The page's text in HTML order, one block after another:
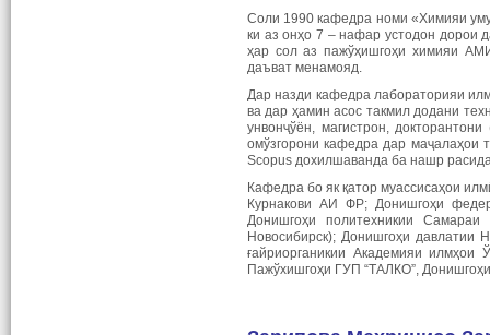
Соли 1990 кафедра номи «Химияи
ки аз онҳо 7 – нафар устодон дорои
ҳар сол аз пажўҳишгоҳи химияи
даъват менамояд.
Дар назди кафедра лабораторияи
ва дар ҳамин асос такмил додани
унвонҷўён, магистрон,
омўзгорони кафедра дар маҷалаҳои
Scopus дохилшаванда ба нашр
Кафедра бо як қатор муассисаҳои
Курнакови АИ ФР; Донишгоҳи
Донишгоҳи политехникии
Новосибирск); Донишгоҳи давлатии
ғайриорганикии Академияи
Пажўхишгоҳи ГУП “ТАЛКО”,